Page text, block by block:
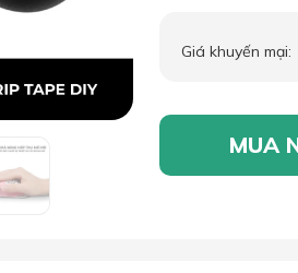
Giá khuyến mại:
MUA